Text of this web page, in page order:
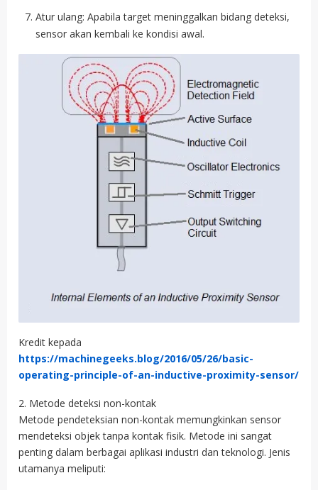
Atur ulang: Apabila target meninggalkan bidang deteksi,
sensor akan kembali ke kondisi awal.
Kredit kepada
https://machinegeeks.blog/2016/05/26/basic-
operating-principle-of-an-inductive-proximity-sensor/
2. Metode deteksi non-kontak
Metode pendeteksian non-kontak memungkinkan sensor
mendeteksi objek tanpa kontak fisik. Metode ini sangat
penting dalam berbagai aplikasi industri dan teknologi. Jenis
utamanya meliputi: